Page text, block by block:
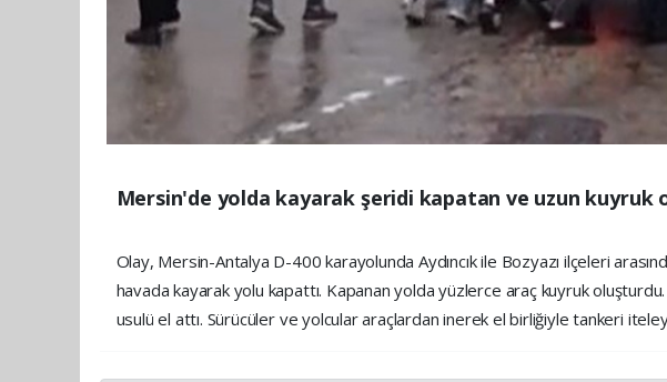
Mersin'de yolda kayarak şeridi kapatan ve uzun
Olay, Mersin-Antalya D-400 karayolunda Aydıncık ile Bozyazı ilçeleri
havada kayarak yolu kapattı. Kapanan yolda yüzlerce araç kuyruk
usulü el attı. Sürücüler ve yolcular araçlardan inerek el birliğiyle tankeri